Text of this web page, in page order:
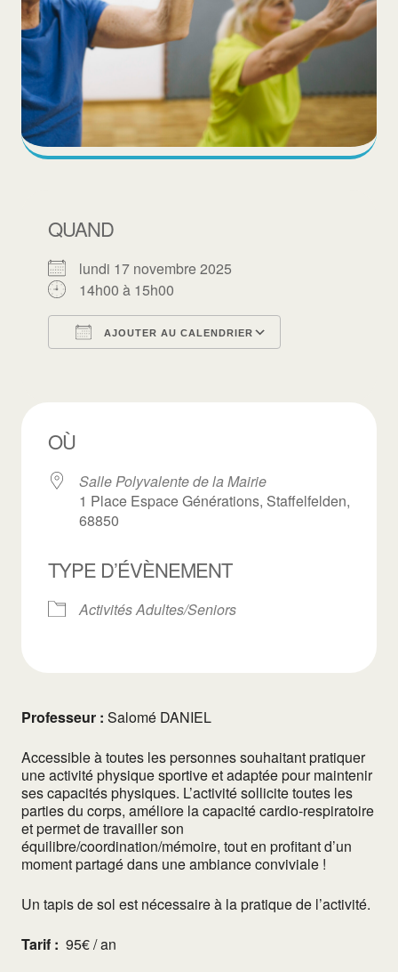
QUAND
lundi 17 novembre 2025
14h00 à 15h00
AJOUTER AU CALENDRIER
OÙ
Salle Polyvalente de la Mairie
1 Place Espace Générations, Staffelfelden,
68850
TYPE D’ÉVÈNEMENT
Activités Adultes/Seniors
Professeur : Salomé DANIEL
Accessible à toutes les personnes souhaitant pratiquer
une activité physique sportive et adaptée pour maintenir
ses capacités physiques. L’activité sollicite toutes les
parties du corps, améliore la capacité cardio-respiratoire
et permet de travailler son
équilibre/coordination/mémoire, tout en profitant d’un
moment partagé dans une ambiance conviviale !
Un tapis de sol est nécessaire à la pratique de l’activité.
Tarif : 95€ / an